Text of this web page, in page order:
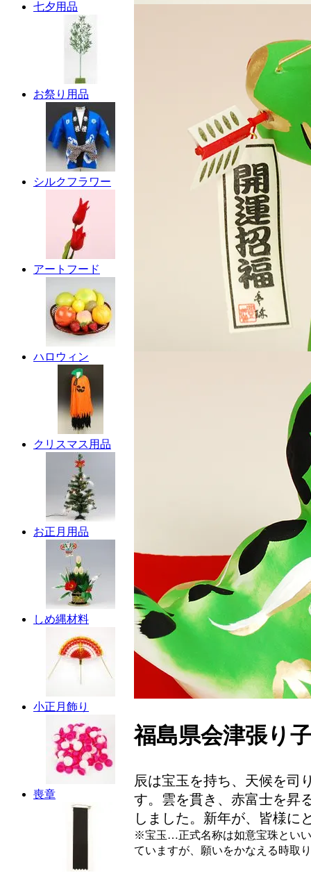
七夕用品
お祭り用品
シルクフラワー
アートフード
ハロウィン
クリスマス用品
お正月用品
しめ縄材料
小正月飾り
喪章
福島県会津張り
辰は宝玉を持ち、天候を司
す。雲を貫き、赤富士を昇
しました。新年が、皆様に
※宝玉…正式名称は如意宝珠とい
ていますが、願いをかなえる時取